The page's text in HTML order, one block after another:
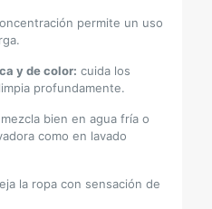
permite un uso
y de color: cuida los
profundamente.
bien en agua fría o
como en lavado
la ropa con sensación de